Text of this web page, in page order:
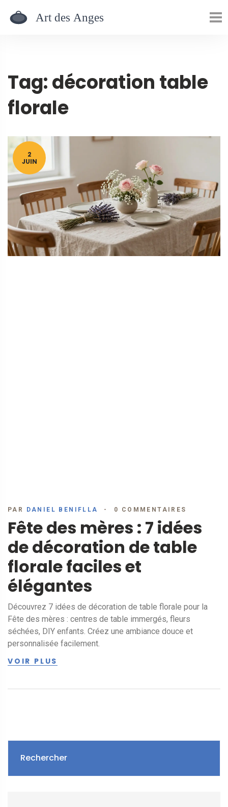
Tag: décoration table
florale
2
JUIN
PAR DANIEL BENIFLLA 0 COMMENTAIRES
Fête des mères : 7 idées
de décoration de table
florale faciles et
élégantes
Découvrez 7 idées de décoration de table florale pour la
Fête des mères : centres de table immergés, fleurs
séchées, DIY enfants. Créez une ambiance douce et
personnalisée facilement.
VOIR PLUS
Rechercher